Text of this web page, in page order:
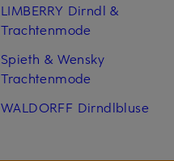
LIMBERRY Dirndl &
Trachtenmode
Spieth & Wensky
Trachtenmode
WALDORFF Dirndlbluse